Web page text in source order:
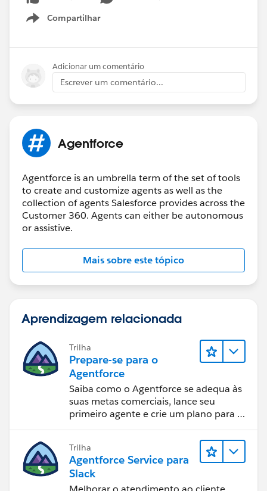
Compartilhar
Show menu
Adicionar um comentário
Escrever um comentário...
Agentforce
Agentforce is an umbrella term of the set of tools
to create and customize agents as well as the
collection of agents Salesforce provides across the
Customer 360. Agents can either be autonomous
or assistive.
Mais sobre este tópico
Aprendizagem relacionada
Trilha
Prepare-se para o
Agentforce
Saiba como o Agentforce se adequa às
suas metas comerciais, lance seu
primeiro agente e crie um plano para o
Trilha
Agentforce Service para
Slack